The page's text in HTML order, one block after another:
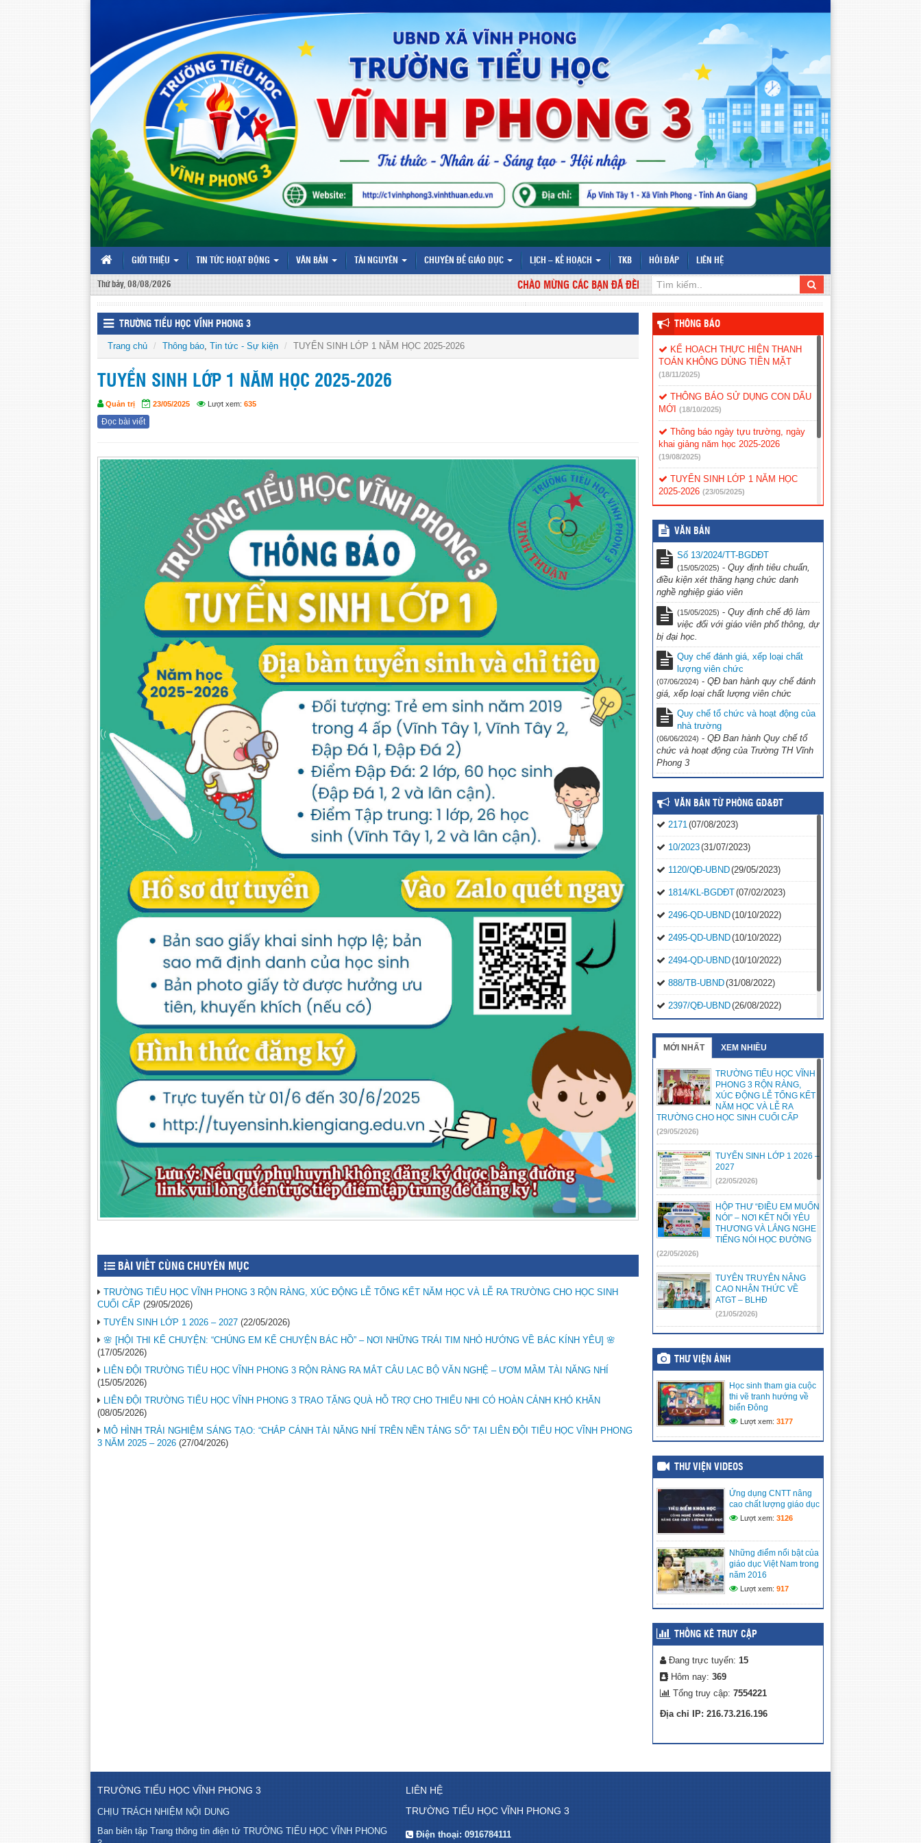
GIỚI THIỆU TIN TỨC HOẠT ĐỘNG VĂN BẢN TÀI NGUYÊN CHUYÊN ĐỀ GIÁO DỤC LỊCH – KẾ HOẠCH TKB HỎI ĐÁP LIÊN HỆ
Thứ bảy, 08/08/2026 CHÀO MỪNG CÁC BẠN ĐÃ ĐẾN VỚI WEBSITE TRƯỜNG TIỂU HỌC VĨNH PHONG 3 - ĐỊA CHỈ: ẤP VĨNH
TRƯỜNG TIỂU HỌC VĨNH PHONG 3
Trang chủ Thông báo, Tin tức - Sự kiện TUYỂN SINH LỚP 1 NĂM HỌC 2025-2026
TUYỂN SINH LỚP 1 NĂM HỌC 2025-2026
Quản trị 23/05/2025 Lượt xem: 635
Đọc bài viết
BÀI VIẾT CÙNG CHUYÊN MỤC
TRƯỜNG TIỂU HỌC VĨNH PHONG 3 RỘN RÀNG, XÚC ĐỘNG LỄ TỔNG KẾT NĂM HỌC VÀ LỄ RA TRƯỜNG CHO HỌC SINH
CUỐI CẤP (29/05/2026)
TUYỂN SINH LỚP 1 2026 – 2027 (22/05/2026)
🌸 [HỘI THI KỂ CHUYỆN: “CHÚNG EM KỂ CHUYỆN BÁC HỒ” – NƠI NHỮNG TRÁI TIM NHỎ HƯỚNG VỀ BÁC KÍNH YÊU] 🌸
(17/05/2026)
LIÊN ĐỘI TRƯỜNG TIỂU HỌC VĨNH PHONG 3 RỘN RÀNG RA MẮT CÂU LẠC BỘ VĂN NGHỆ – ƯƠM MẦM TÀI NĂNG NHÍ
(15/05/2026)
LIÊN ĐỘI TRƯỜNG TIỂU HỌC VĨNH PHONG 3 TRAO TẶNG QUÀ HỖ TRỢ CHO THIẾU NHI CÓ HOÀN CẢNH KHÓ KHĂN
(08/05/2026)
MÔ HÌNH TRẢI NGHIỆM SÁNG TẠO: “CHẮP CÁNH TÀI NĂNG NHÍ TRÊN NỀN TẢNG SỐ” TẠI LIÊN ĐỘI TIỂU HỌC VĨNH PHONG
3 NĂM 2025 – 2026 (27/04/2026)
THÔNG BÁO
KẾ HOẠCH THỰC HIỆN THANH
TOÁN KHÔNG DÙNG TIỀN MẶT
(18/11/2025)
THÔNG BÁO SỬ DỤNG CON DẤU
MỚI
(18/10/2025)
Thông báo ngày tựu trường, ngày
khai giảng năm học 2025-2026
(19/08/2025)
TUYỂN SINH LỚP 1 NĂM HỌC
2025-2026 (23/05/2025)
(12/02/2025)
Phân công tiếp công dân
Nội quy tiếp công dân (12/02/2025)
Quy chế tiếp công dân
VĂN BẢN
Số 13/2024/TT-BGDĐT
(15/05/2025) - Quy định tiêu chuẩn,
điều kiện xét thăng hạng chức danh
nghề nghiệp giáo viên
(15/05/2025) - Quy định chế độ làm
việc đối với giáo viên phổ thông, dự
bị đại học.
Quy chế đánh giá, xếp loại chất
lượng viên chức
(07/06/2024) - QĐ ban hành quy chế đánh
giá, xếp loại chất lượng viên chức
Quy chế tổ chức và hoạt động của
nhà trường
(06/06/2024) - QĐ Ban hành Quy chế tổ
chức và hoạt động của Trường TH Vĩnh
Phong 3
VĂN BẢN TỪ PHÒNG GD&ĐT
2171(07/08/2023)
10/2023(31/07/2023)
1120/QĐ-UBND(29/05/2023)
1814/KL-BGDĐT(07/02/2023)
2496-QD-UBND(10/10/2022)
2495-QD-UBND(10/10/2022)
2494-QD-UBND(10/10/2022)
888/TB-UBND(31/08/2022)
2397/QĐ-UBND(26/08/2022)
MỚI NHẤT XEM NHIỀU
TRƯỜNG TIỂU HỌC VĨNH
PHONG 3 RỘN RÀNG,
XÚC ĐỘNG LỄ TỔNG KẾT
NĂM HỌC VÀ LỄ RA
TRƯỜNG CHO HỌC SINH CUỐI CẤP
(29/05/2026)
TUYỂN SINH LỚP 1 2026 –
2027
(22/05/2026)
HỘP THƯ “ĐIỀU EM MUỐN
NÓI” – NƠI KẾT NỐI YÊU
THƯƠNG VÀ LẮNG NGHE
TIẾNG NÓI HỌC ĐƯỜNG
(22/05/2026)
TUYÊN TRUYÊN NÂNG
CAO NHẬN THỨC VỀ
ATGT – BLHĐ
(21/05/2026)
“CHÚNG EM KỂ CHUYỆN
BÁC HỒ” – NƠI NHỮNG
TRÁI TIM NHỎ HƯỚNG VỀ
BÁC KÍNH YÊU] 🌸
(17/05/2026)
LIÊN ĐỘI TRƯỜNG TIỂU
RÀNG RA MẮT CÂU LẠC
MẦM TÀI NĂNG NHÍ
(15/05/2026)
LIÊN ĐỘI TRƯỜNG TIỂU
HỌC VĨNH PHONG 3 TRAO
TẶNG QUÀ HỖ TRỢ CHO
THIẾU NHI CÓ HOÀN
CẢNH KHÓ KHĂN
(08/05/2026)
MÔ HÌNH TRẢI NGHIỆM
SÁNG TẠO: “CHẮP CÁNH
TÀI NĂNG NHÍ TRÊN NỀN
TIỂU HỌC VĨNH PHONG 3 NĂM 2025 –
2026
THƯ VIỆN ẢNH
Học sinh tham gia cuộc
thi vẽ tranh hướng về
biển Đông
Lượt xem: 3177
THƯ VIỆN VIDEOS
Ứng dụng CNTT nâng
cao chất lượng giáo dục
Lượt xem: 3126
Những điểm nổi bật của
giáo dục Việt Nam trong
năm 2016
Lượt xem: 917
THỐNG KÊ TRUY CẬP
Đang trực tuyến: 15
Hôm nay: 369
Tổng truy cập: 7554221
Địa chỉ IP: 216.73.216.196
TRƯỜNG TIỂU HỌC VĨNH PHONG 3
CHỊU TRÁCH NHIỆM NỘI DUNG
Ban biên tập Trang thông tin điện tử TRƯỜNG TIỂU HỌC VĨNH PHONG
LIÊN HỆ
TRƯỜNG TIỂU HỌC VĨNH PHONG 3
Điện thoại:0916784111